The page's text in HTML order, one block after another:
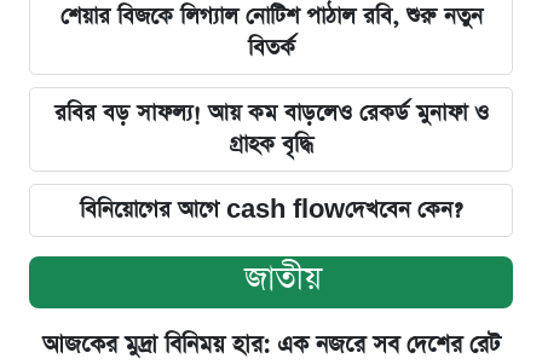
শেয়ার বিজকে লিগ্যাল নোটিশ পাঠাল রবি, শুরু নতুন
বিতর্ক
রবির বড় সাফল্য! আয় কম বাড়লেও রেকর্ড মুনাফা ও
গ্রাহক বৃদ্ধি
বিনিয়োগের আগে cash flowদেখবেন কেন?
জাতীয়
আজকের মুদ্রা বিনিময় হার: এক নজরে সব দেশের রেট